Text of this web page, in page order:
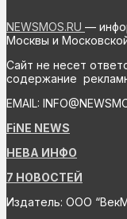
NEWSMOS.RU —
Москвы и
Сайт не несет
содержание
EMAIL:
FiNE NEWS
НЕВА ИНФО
7 НОВОСТЕЙ
Издатель: ООО